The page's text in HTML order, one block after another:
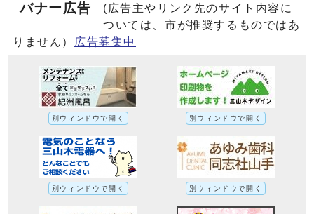
バナー広告
(広告主やリンク先のサイト内容に
ついては、市が推奨するものではあ
りません）
広告募集中
別ウィンドウで開く 別ウィンドウで開く
別ウィンドウで開く 別ウィンドウで開く